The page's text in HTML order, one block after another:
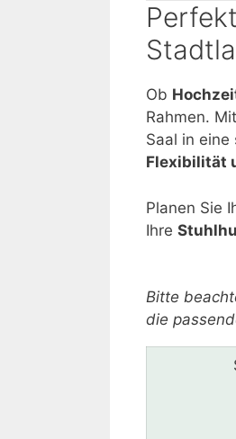
Ob
Rahmen.
Saal in
Flexibilität
Planen Sie
Ihre
Bitte
die